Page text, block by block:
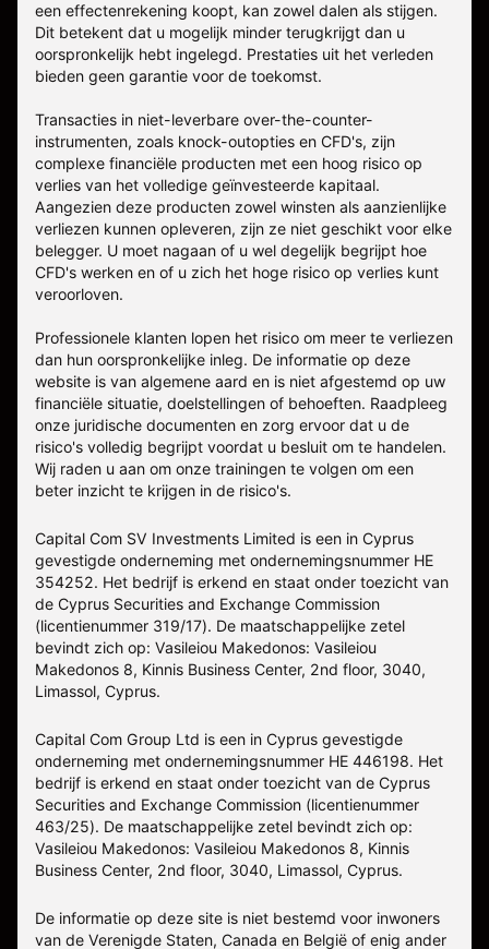
een effectenrekening koopt, kan zowel dalen als stijgen.
Dit betekent dat u mogelijk minder terugkrijgt dan u
oorspronkelijk hebt ingelegd. Prestaties uit het verleden
bieden geen garantie voor de toekomst.
Transacties in niet-leverbare over-the-counter-
instrumenten, zoals knock-outopties en CFD's, zijn
complexe financiële producten met een hoog risico op
verlies van het volledige geïnvesteerde kapitaal.
Aangezien deze producten zowel winsten als aanzienlijke
verliezen kunnen opleveren, zijn ze niet geschikt voor elke
belegger. U moet nagaan of u wel degelijk begrijpt hoe
CFD's werken en of u zich het hoge risico op verlies kunt
veroorloven.
Professionele klanten lopen het risico om meer te verliezen
dan hun oorspronkelijke inleg. De informatie op deze
website is van algemene aard en is niet afgestemd op uw
financiële situatie, doelstellingen of behoeften. Raadpleeg
onze juridische documenten en zorg ervoor dat u de
risico's volledig begrijpt voordat u besluit om te handelen.
Wij raden u aan om onze trainingen te volgen om een
beter inzicht te krijgen in de risico's.
Capital Com SV Investments Limited is een in Cyprus
gevestigde onderneming met ondernemingsnummer HE
354252. Het bedrijf is erkend en staat onder toezicht van
de Cyprus Securities and Exchange Commission
(licentienummer 319/17). De maatschappelijke zetel
bevindt zich op: Vasileiou Makedonos: Vasileiou
Makedonos 8, Kinnis Business Center, 2nd floor, 3040,
Limassol, Cyprus.
Capital Com Group Ltd is een in Cyprus gevestigde
onderneming met ondernemingsnummer ΗΕ 446198. Het
bedrijf is erkend en staat onder toezicht van de Cyprus
Securities and Exchange Commission (licentienummer
463/25). De maatschappelijke zetel bevindt zich op:
Vasileiou Makedonos: Vasileiou Makedonos 8, Kinnis
Business Center, 2nd floor, 3040, Limassol, Cyprus.
De informatie op deze site is niet bestemd voor inwoners
van de Verenigde Staten, Canada en België of enig ander